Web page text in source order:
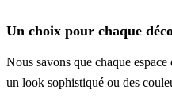
Un choix pour chaque
Nous savons que chaque
un look sophistiqué ou des